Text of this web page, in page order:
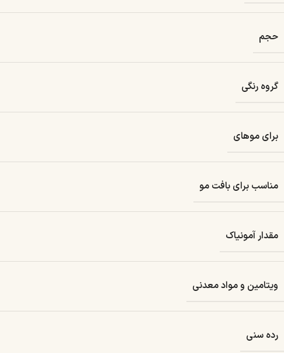
حجم
گروه رنگی
برای موهای
مناسب برای بافت مو
مقدار آمونیاک
ویتامین و مواد معدنی
رده سنی